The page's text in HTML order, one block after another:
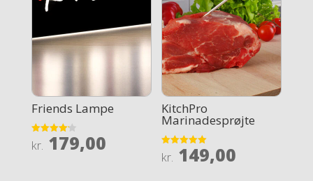
Friends Lampe
Rated
4.2
kr. 179,00
KitchPro
Marinadesprøjte
Rated
5
kr. 149,00